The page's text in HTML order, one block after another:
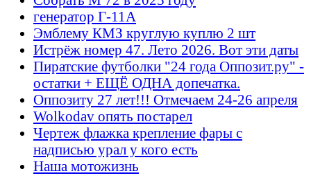
генератор Г-11А
Эмблему КМЗ круглую куплю 2 шт
Истрёж номер 47. Лето 2026. Вот эти даты
Пиратские футболки "24 года Оппозит.ру" -
остатки + ЕЩЁ ОДНА допечатка.
Оппозиту 27 лет!!! Отмечаем 24-26 апреля
Wolkodav опять постарел
Чертеж флажка крепление фары с
надписью урал у кого есть
Наша мотожизнь